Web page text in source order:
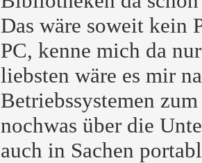
Das wäre soweit kein
PC, kenne mich da
liebsten wäre es mir
Betriebssystemen
nochwas über die
auch in Sachen